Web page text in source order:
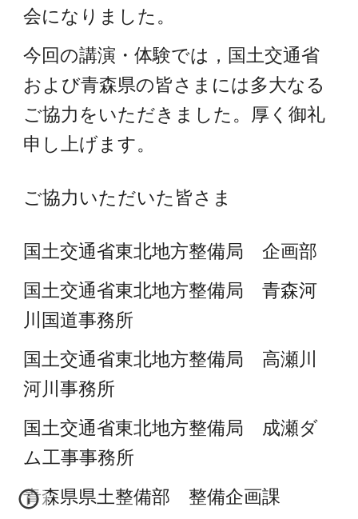
会になりました。
今回の講演・体験では，国土交通省
および青森県の皆さまには多大なる
ご協力をいただきました。厚く御礼
申し上げます。
ご協力いただいた皆さま
国土交通省東北地方整備局 企画部
国土交通省東北地方整備局 青森河
川国道事務所
国土交通省東北地方整備局 高瀬川
河川事務所
国土交通省東北地方整備局 成瀬ダ
ム工事事務所
青森県県土整備部 整備企画課